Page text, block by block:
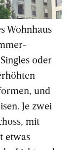
Wohnhaus
oder
und
Je zwei
mit
etwas